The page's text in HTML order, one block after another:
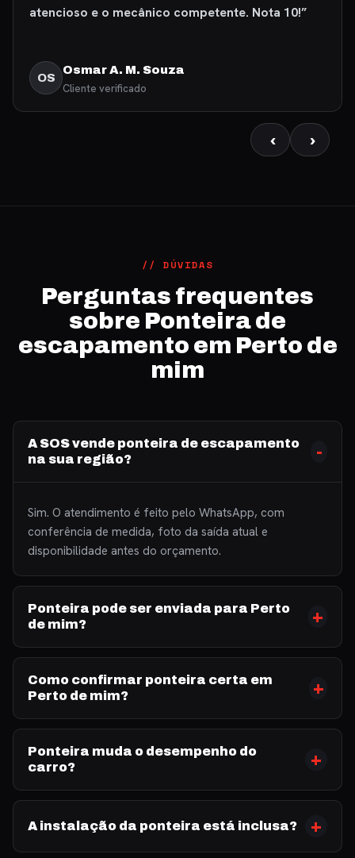
atencioso e o mecânico competente. Nota 10!”
OS
Osmar A. M. Souza
Cliente verificado
‹ ›
// DÚVIDAS
Perguntas frequentes
sobre Ponteira de
escapamento em Perto de
mim
A SOS vende ponteira de escapamento
na sua região?
Sim. O atendimento é feito pelo WhatsApp, com
conferência de medida, foto da saída atual e
disponibilidade antes do orçamento.
Ponteira pode ser enviada para Perto
de mim?
Como confirmar ponteira certa em
Perto de mim?
Ponteira muda o desempenho do
carro?
A instalação da ponteira está inclusa?